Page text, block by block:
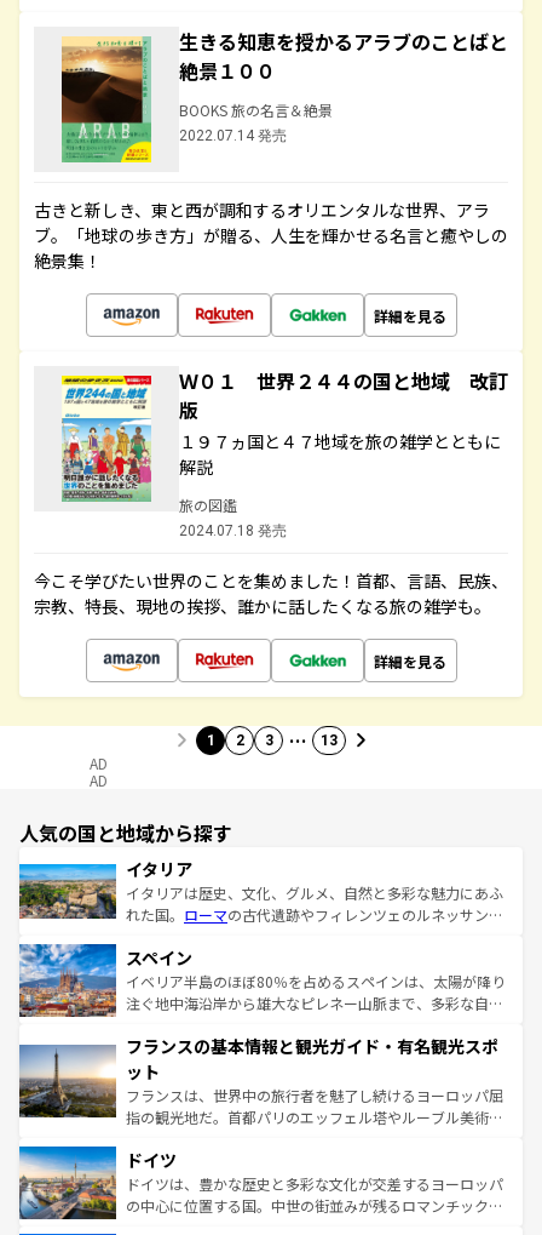
生きる知恵を授かるアラブのことばと
絶景１００
BOOKS 旅の名言＆絶景
2022.07.14 発売
古きと新しき、東と西が調和するオリエンタルな世界、アラ
ブ。「地球の歩き方」が贈る、人生を輝かせる名言と癒やしの
絶景集！
詳細を見る
Ｗ０１ 世界２４４の国と地域 改訂
版
１９７ヵ国と４７地域を旅の雑学とともに
解説
旅の図鑑
2024.07.18 発売
今こそ学びたい世界のことを集めました！首都、言語、民族、
宗教、特長、現地の挨拶、誰かに話したくなる旅の雑学も。
詳細を見る
1 2 3 … 13
AD
AD
人気の国と地域から探す
イタリア
イタリアは歴史、文化、グルメ、自然と多彩な魅力にあふ
れた国。 ローマの古代遺跡やフィレンツェのルネッサンス
ろん、トスカーナの美しい田園風景やアマルフィ海岸の絶
景など、自然景観も見逃せない。観光の合間には、本場の
ピザやパスタなど、絶品のイタリア料理を堪能することも
ませてくれるイタリアで、忘れられない旅をしてみよう！
なお、新着のイタリア情報は
しい。
スペイン
イベリア半島のほぼ80％を占めるスペインは、太陽が降り
注ぐ地中海沿岸から雄大なピレネー山脈まで、多彩な自然
文化が根付くこの国では、情熱的なフラメンコ、熱気あふ
れる闘牛、そして美味しいタパスが生活の一部となってい
る。首都マドリードの洗練された雰囲気や、バルセロナの
アートに溢れた街角から、地方では古代ローマ遺跡や中世
せる。地方によって風土や気候が異なるスペインはその個
性で訪れる人を魅了する。 なお、新着のスペイン情報は コ
ンテンツ一覧を参照してほしい。
フランスの基本情報と観光ガイド・有名観光スポ
ット
フランスは、世界中の旅行者を魅了し続けるヨーロッパ屈
指の観光地だ。首都パリのエッフェル塔やルーブル美術館
で、幅広い魅力が詰まっている。華麗な宮殿、歴史的な大
聖堂、美しいビーチ、そして豊かな自然が、訪れる者を心
から魅了する。また、フランスは美食の国としても知ら
ドイツ
ドイツは、豊かな歴史と多彩な文化が交差するヨーロッパ
の中心に位置する国。中世の街並みが残るロマンチック街